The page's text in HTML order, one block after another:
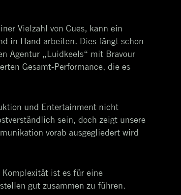
Vielzahl von Cues, kann ein
in Hand arbeiten. Dies fängt schon
Agentur „Luidkeels“ mit Bravour
Gesamt-Performance, die es
und Entertainment nicht
sein, doch zeigt unsere
vorab ausgegliedert wird
ist es für eine
gut zusammen zu führen.